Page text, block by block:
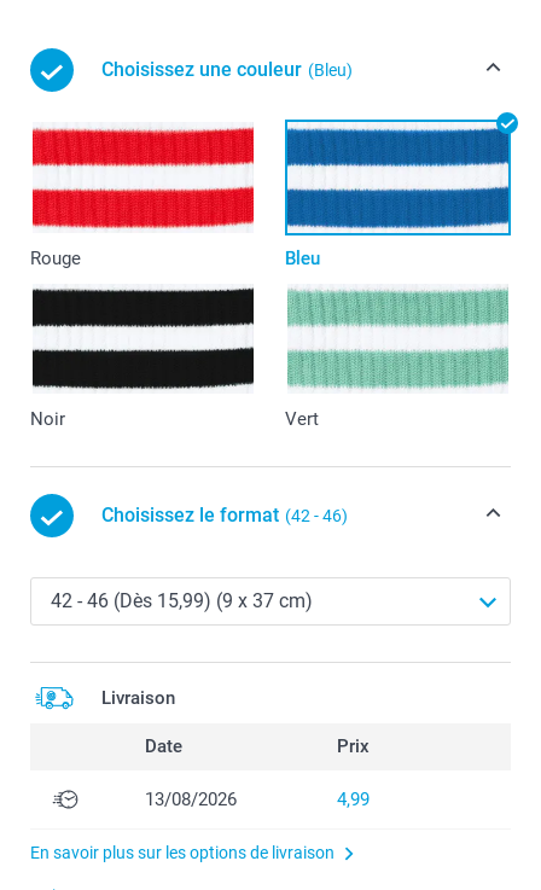
Choisissez une couleur (Bleu)
Rouge Bleu
Noir Vert
Choisissez le format (42 - 46)
Livraison
Date Prix
13/08/2026 4,99
En savoir plus sur les options de livraison